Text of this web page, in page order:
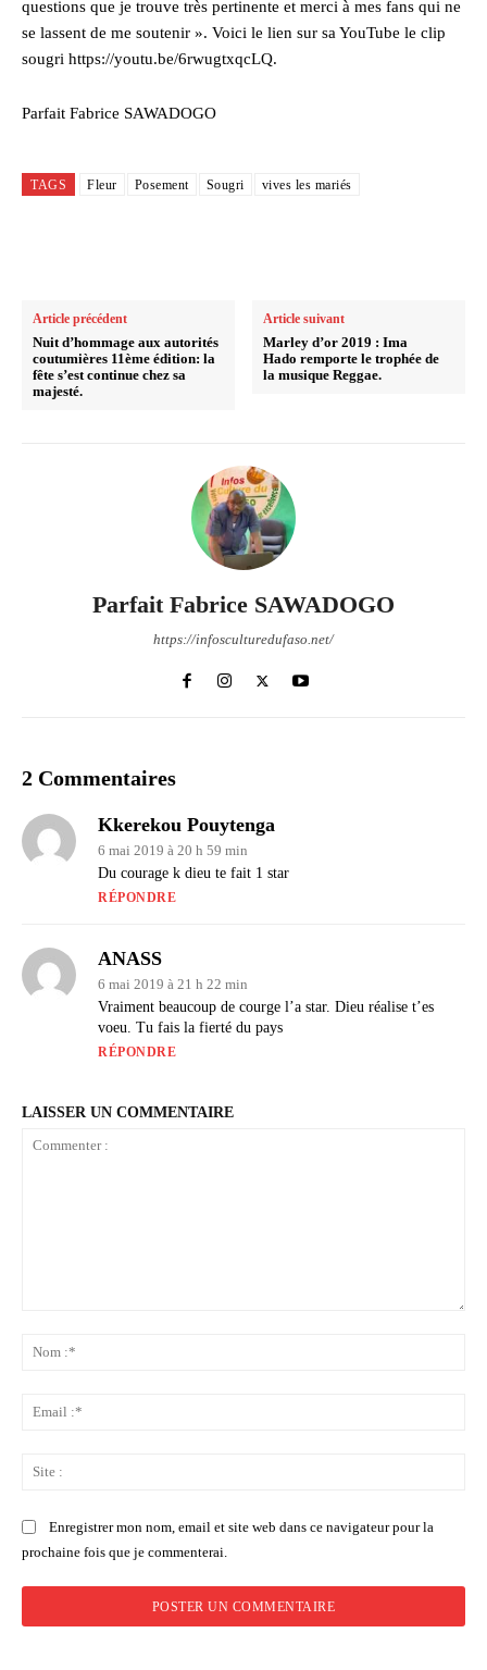
questions que je trouve très pertinente et merci à mes fans qui ne
se lassent de me soutenir ». Voici le lien sur sa YouTube le clip
sougri https://youtu.be/6rwugtxqcLQ.
Parfait Fabrice SAWADOGO
TAGS Fleur Posement Sougri vives les mariés
Article précédent
Nuit d’hommage aux autorités
coutumières 11ème édition: la
fête s’est continue chez sa
majesté.
Article suivant
Marley d’or 2019 : Ima
Hado remporte le trophée de
la musique Reggae.
Parfait Fabrice SAWADOGO
https://infosculturedufaso.net/
2 Commentaires
Kkerekou Pouytenga
6 mai 2019 à 20 h 59 min
Du courage k dieu te fait 1 star
RÉPONDRE
ANASS
6 mai 2019 à 21 h 22 min
Vraiment beaucoup de courge l’a star. Dieu réalise t’es
voeu. Tu fais la fierté du pays
RÉPONDRE
LAISSER UN COMMENTAIRE
Enregistrer mon nom, email et site web dans ce navigateur pour la
prochaine fois que je commenterai.